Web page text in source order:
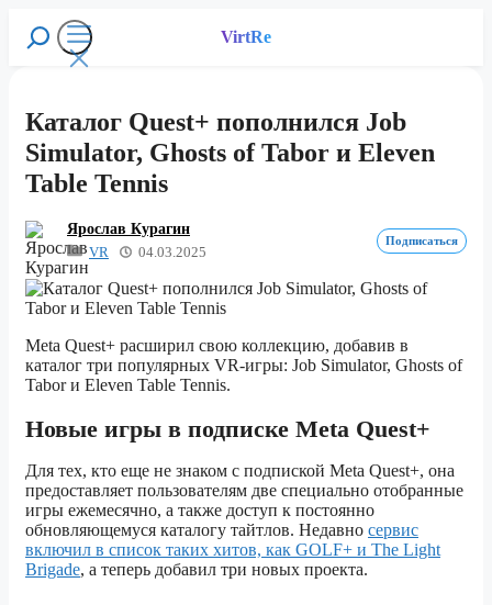
Перейти
содержимому
VirtRe
Меню
Поиск
Каталог Quest+ пополнился Job
Simulator, Ghosts of Tabor и Eleven
Table Tennis
Ярослав Курагин
VR
04.03.2025
Подписаться
Meta Quest+ расширил свою коллекцию, добавив в
каталог три популярных VR-игры: Job Simulator, Ghosts of
Tabor и Eleven Table Tennis.
Новые игры в подписке Meta Quest+
Для тех, кто еще не знаком с подпиской Meta Quest+, она
предоставляет пользователям две специально отобранные
игры ежемесячно, а также доступ к постоянно
обновляющемуся каталогу тайтлов. Недавно сервис
включил в список таких хитов, как GOLF+ и The Light
Brigade, а теперь добавил три новых проекта.